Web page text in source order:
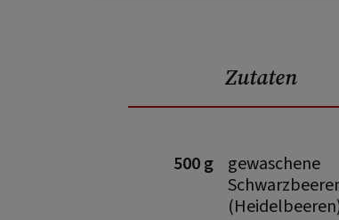
Zutaten
500 g
gewaschene